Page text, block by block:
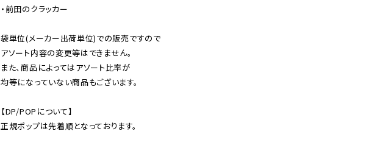
・前田のクラッカー
袋単位(メーカー出荷単位)での販売ですので
アソート内容の変更等はできません。
また、商品によってはアソート比率が
均等になっていない商品もございます。
【DP/POPについて】
正規ポップは先着順となっております。